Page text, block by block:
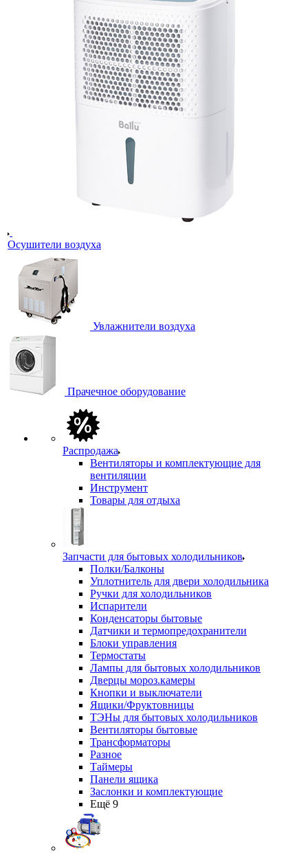
Осушители воздуха
Увлажнители воздуха
Прачечное оборудование
Распродажа
Вентиляторы и комплектующие для
вентиляции
Инструмент
Товары для отдыха
Запчасти для бытовых холодильников
Полки/Балконы
Уплотнитель для двери холодильника
Ручки для холодильников
Испарители
Конденсаторы бытовые
Датчики и термопредохранители
Блоки управления
Термостаты
Лампы для бытовых холодильников
Дверцы мороз.камеры
Кнопки и выключатели
Ящики/Фруктовницы
ТЭНы для бытовых холодильников
Вентиляторы бытовые
Трансформаторы
Разное
Таймеры
Панели ящика
Заслонки и комплектующие
Ещё 9